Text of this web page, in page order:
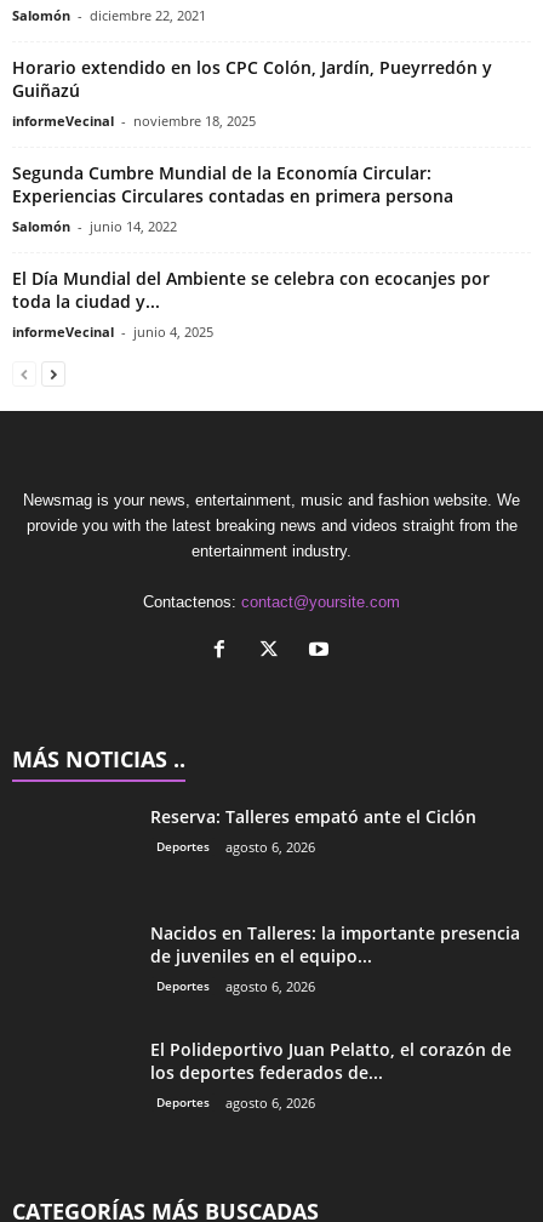
Salomón - diciembre 22, 2021
Horario extendido en los CPC Colón, Jardín, Pueyrredón y
Guiñazú
informeVecinal - noviembre 18, 2025
Segunda Cumbre Mundial de la Economía Circular:
Experiencias Circulares contadas en primera persona
Salomón - junio 14, 2022
El Día Mundial del Ambiente se celebra con ecocanjes por
toda la ciudad y...
informeVecinal - junio 4, 2025
Newsmag is your news, entertainment, music and fashion website. We
provide you with the latest breaking news and videos straight from the
entertainment industry.
Contactenos: contact@yoursite.com
MÁS NOTICIAS ..
Reserva: Talleres empató ante el Ciclón
Deportes agosto 6, 2026
Nacidos en Talleres: la importante presencia
de juveniles en el equipo...
Deportes agosto 6, 2026
El Polideportivo Juan Pelatto, el corazón de
los deportes federados de...
Deportes agosto 6, 2026
CATEGORÍAS MÁS BUSCADAS